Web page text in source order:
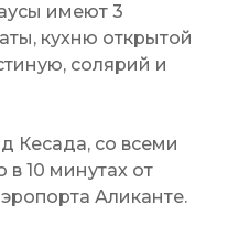
имеют 3
кухню открытой
солярий и
Кесада, со всеми
в 10 минутах от
Аликанте.